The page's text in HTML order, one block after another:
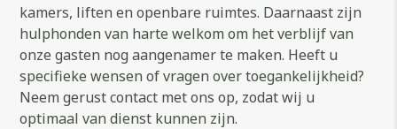
kamers, liften en openbare ruimtes. Daarnaast zijn
hulphonden van harte welkom om het verblijf van
onze gasten nog aangenamer te maken. Heeft u
specifieke wensen of vragen over toegankelijkheid?
Neem gerust contact met ons op, zodat wij u
optimaal van dienst kunnen zijn.